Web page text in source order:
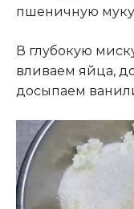
пшеничную
В глубокую
вливаем яйца,
досыпаем